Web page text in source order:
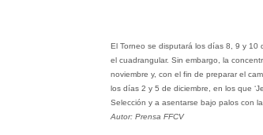
El Torneo se disputará los días 8, 9 y 10
el cuadrangular. Sin embargo, la
noviembre y, con el fin de preparar el
los días 2 y 5 de diciembre, en los que
Selección y a asentarse bajo palos con
Autor: Prensa FFCV